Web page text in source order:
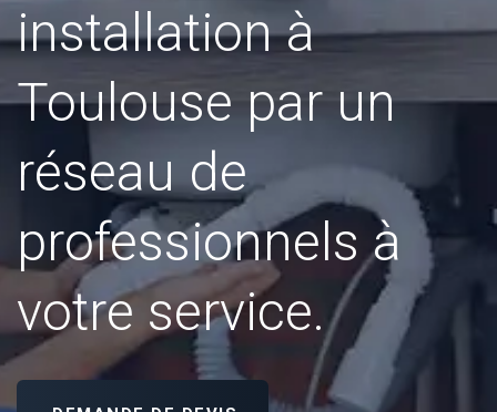
installation à
Toulouse par un
réseau de
professionnels à
votre service.